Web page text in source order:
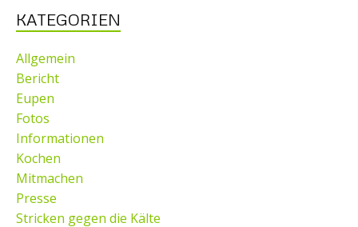
KATEGORIEN
Allgemein
Bericht
Eupen
Fotos
Informationen
Kochen
Mitmachen
Presse
Stricken gegen die Kälte